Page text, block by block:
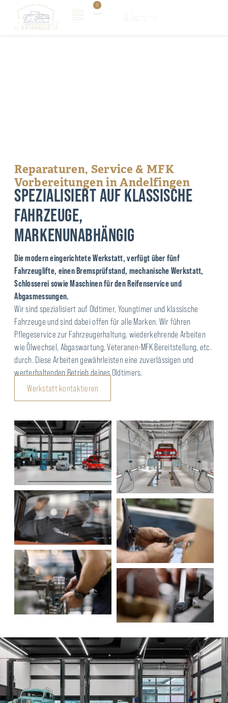
0
Gutscheine
0
Gutscheine
Reparaturen, Service & MFK
Vorbereitungen in Andelfingen
SPEZIALISIERT AUF KLASSISCHE
FAHRZEUGE,
MARKENUNABHÄNGIG
Die modern eingerichtete Werkstatt, verfügt über fünf
Fahrzeuglifte, einen Bremsprüfstand, mechanische Werkstatt,
Schlosserei sowie Maschinen für den Reifenservice und
Abgasmessungen.
Wir sind spezialisiert auf Oldtimer, Youngtimer und klassische
Fahrzeuge und sind dabei offen für alle Marken. Wir führen
Pflegeservice zur Fahrzeugerhaltung, wiederkehrende Arbeiten
wie Ölwechsel, Abgaswartung, Veteranen-MFK Bereitstellung, etc.
durch. Diese Arbeiten gewährleisten eine zuverlässigen und
werterhaltenden Betrieb deines Oldtimers.
Werkstatt kontaktieren